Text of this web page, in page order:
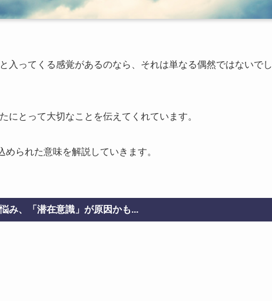
入ってくる感覚があるのなら、それは単なる偶然ではないでし
にとって大切なことを伝えてくれています。
られた意味を解説していきます。
み、「潜在意識」が原因かも...